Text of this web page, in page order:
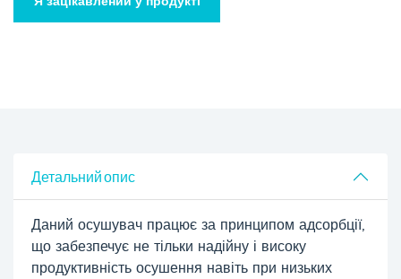
Детальний опис
Даний осушувач працює за принципом адсорбції,
що забезпечує не тільки надійну і високу
продуктивність осушення навіть при низьких